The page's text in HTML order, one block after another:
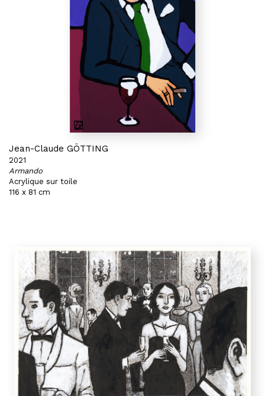
Jean-Claude GÖTTING
2021
Armando
Acrylique sur toile
116 x 81 cm